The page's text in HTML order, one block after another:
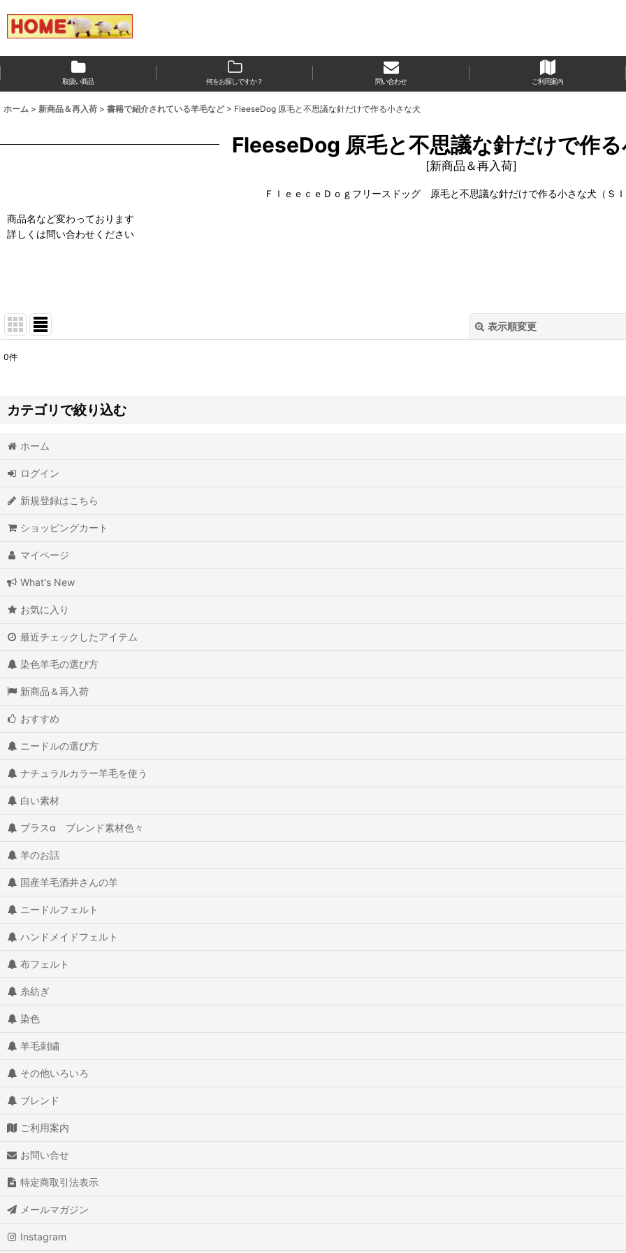
取扱い商品 何をお探しですか？ 問い合わせ ご利用案内
ホーム > 新商品＆再入荷 > 書籍で紹介されている羊毛など > FleeseDog 原毛と不思議な針だけで作る小さな犬
FleeseDog 原毛と不思議な針だけで作
[新商品＆再入荷]
ＦｌｅｅｃｅＤｏｇフリースドッグ 原毛と不思議な針だけで作る小さな犬（Ｓ
商品名など変わっております
詳しくは問い合わせください
表示順変更
並び順:
0件
カテゴリで絞り込む
書籍で紹介されている羊毛など (全商品)
hinari 一緒にいたい！羊毛フェルトのちび猫づくり
うちのコにしたい 羊毛フェルト猫のつくり方 hinali
キラ☆ふわ羊毛デコ小物（小学館）
ugodub片山理恵のキラ☆ふわ羊毛デコ（STUDIO TAC CREATIVE)
フェルトのちいさな動物モチーフ雑貨 山崎左織
羊毛フェルトのちいさくてかわいい動物たち poppet
ハッピードッググッズ 犬のためのあったかフェルト（俵森朋子）
いろいろな書籍など
ホーム
ログイン
新規登録はこちら
ショッピングカート
マイページ
What's New
お気に入り
最近チェックしたアイテム
染色羊毛の選び方
新商品＆再入荷
おすすめ
ニードルの選び方
ナチュラルカラー羊毛を使う
白い素材
プラスα ブレンド素材色々
羊のお話
国産羊毛酒井さんの羊
ニードルフェルト
ハンドメイドフェルト
布フェルト
糸紡ぎ
染色
羊毛刺繍
その他いろいろ
ブレンド
ご利用案内
お問い合せ
特定商取引法表示
メールマガジン
Instagram